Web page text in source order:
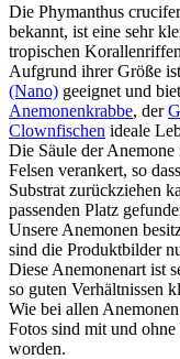
Die Phymanthus
bekannt, ist eine sehr
tropischen
Aufgrund ihrer Größe
(Nano) geeignet und
Anemonenkrabbe, der
Clownfischen ideale
Die Säule der Anemone
Felsen verankert, so
Substrat zurückziehen
passenden Platz
Unsere Anemonen
sind die Produktbilder
Diese Anemonenart ist
so guten Verhältnissen
Wie bei allen
Fotos sind mit und
worden.